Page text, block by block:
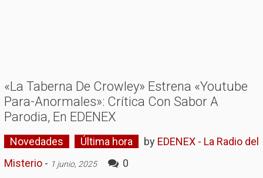
«La Taberna De Crowley» Estrena «Youtube
Para-Anormales»: Crítica Con Sabor A
Parodia, En EDENEX
Novedades Última hora by EDENEX - La Radio del
Misterio- 1 junio, 2025 0